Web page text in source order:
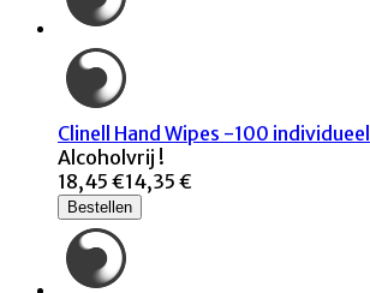
Clinell Hand Wipes -100 individueel
Alcoholvrij !
18,45 €14,35 €
Bestellen